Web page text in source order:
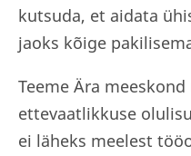
kutsuda, et aidata
jaoks kõige
Teeme Ära
ettevaatlikkuse
ei läheks meelest